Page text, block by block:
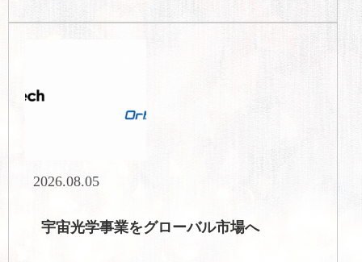
2026.08.05
宇宙光学事業をグローバル市場へ